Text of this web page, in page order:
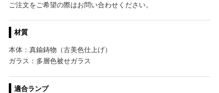
ご注文をご希望の際はお問い合わせください。
材質
本体：真鍮鋳物（古美色仕上げ）
ガラス：多層色被せガラス
適合ランプ